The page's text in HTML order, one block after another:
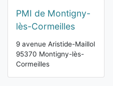
PMI de Montigny-
lès-Cormeilles
9 avenue Aristide-Maillol
95370 Montigny-lès-
Cormeilles